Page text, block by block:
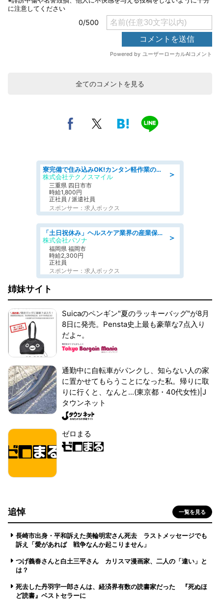
全てのコメントを見る
＞
寮完備で住み込みOK!カンタン軽作業のお仕事 denso aichi
株式会社テクノスマイル
三重県 四日市市
時給1,800円
正社員 / 派遣社員
スポンサー：求人ボックス
＞
「土日祝休み」ヘルスケア業界の産業保健師/高時給/未経験OK/要資格:保健師、正看護師
株式会社パソナ
福岡県 福岡市
時給2,300円
正社員
スポンサー：求人ボックス
姉妹サイト
Suicaのペンギン"夏のラッキーバッグ"が8月
8日に発売。Pensta史上最も豪華な7点入り
だよ~。
通勤中に自転車がパンクし、知らない人の家
に置かせてもらうことになった私。帰りに取
りに行くと、なんと...(東京都・40代女性)|J
タウンネット
ゼロまる
追悼 一覧を見る
長崎市出身・平和訴えた美輪明宏さん死去 ラストメッセージでも
訴え「愛があれば 戦争なんか起こりません」
つげ義春さんと白土三平さん カリスマ漫画家、二人の「違い」と
は？
死去した丹羽宇一郎さんは、経済界有数の読書家だった 『死ぬほ
ど読書』ベストセラーに